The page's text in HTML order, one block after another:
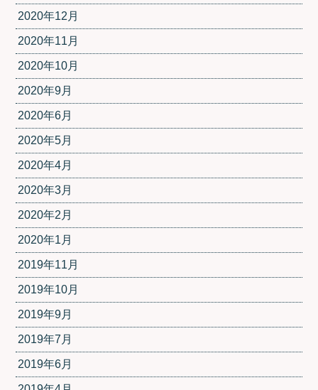
2020年12月
2020年11月
2020年10月
2020年9月
2020年6月
2020年5月
2020年4月
2020年3月
2020年2月
2020年1月
2019年11月
2019年10月
2019年9月
2019年7月
2019年6月